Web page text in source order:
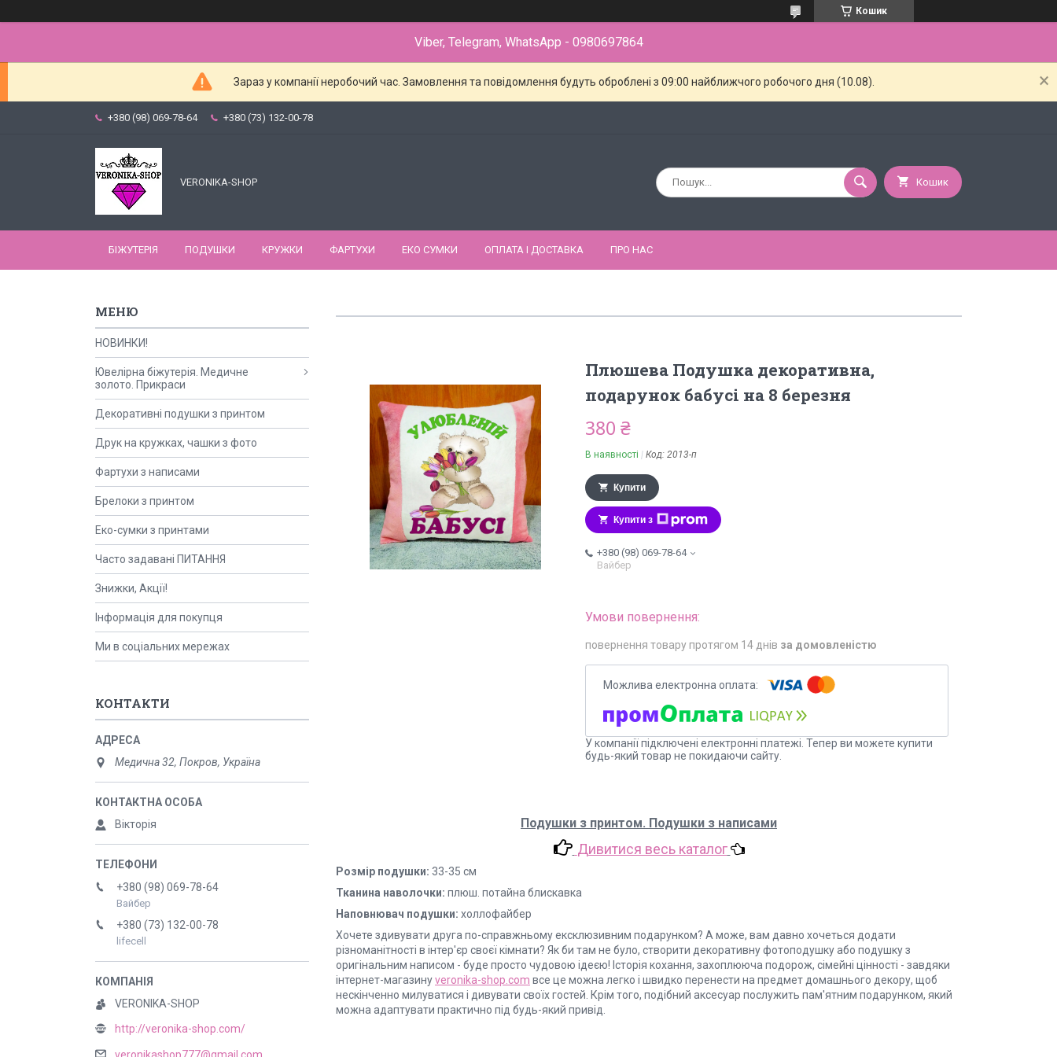
Кошик
Viber, Telegram, WhatsApp - 0980697864
Зараз у компанії неробочий час. Замовлення та повідомлення будуть оброблені з 09:00 найближчого робочого дня (10.08).
+380 (98) 069-78-64 +380 (73) 132-00-78
VERONIKA-SHOP Кошик
БІЖУТЕРІЯ ПОДУШКИ КРУЖКИ ФАРТУХИ ЕКО СУМКИ ОПЛАТА І ДОСТАВКА ПРО НАС
Плюшева Подушка декоративна,
подарунок бабусі на 8 березня
380 ₴
В наявності Код: 2013-п
Купити
Купити з
+380 (98) 069-78-64
Вайбер
повернення товару протягом 14 днів за домовленістю
У компанії підключені електронні платежі. Тепер ви можете купити
будь-який товар не покидаючи сайту.
Подушки з принтом. Подушки з написами
Дивитися весь каталог
Розмір подушки: 33-35 см
Тканина наволочки: плюш. потайна блискавка
Наповнювач подушки: холлофайбер
Хочете здивувати друга по-справжньому ексклюзивним подарунком? А може, вам давно хочеться додати
різноманітності в інтер'єр своєї кімнати? Як би там не було, створити декоративну фотоподушку або подушку з
оригінальним написом - буде просто чудовою ідеєю! Історія кохання, захоплююча подорож, сімейні цінності - завдяки
інтернет-магазинуveronika-shop.com все це можна легко і швидко перенести на предмет домашнього декору, щоб
нескінченно милуватися і дивувати своїх гостей. Крім того, подібний аксесуар послужить пам'ятним подарунком, який
можна адаптувати практично під будь-який привід.
НОВИНКИ!
Ювелірна біжутерія. Медичне
золото. Прикраси
Декоративні подушки з принтом
Друк на кружках, чашки з фото
Фартухи з написами
Брелоки з принтом
Еко-сумки з принтами
Часто задавані ПИТАННЯ
Знижки, Акції!
Інформація для покупця
Ми в соціальних мережах
КОНТАКТИ
Медична 32, Покров, Україна
Вікторія
+380 (98) 069-78-64
Вайбер
+380 (73) 132-00-78
lifecell
VERONIKA-SHOP
http://veronika-shop.com/
veronikashop777@gmail.com